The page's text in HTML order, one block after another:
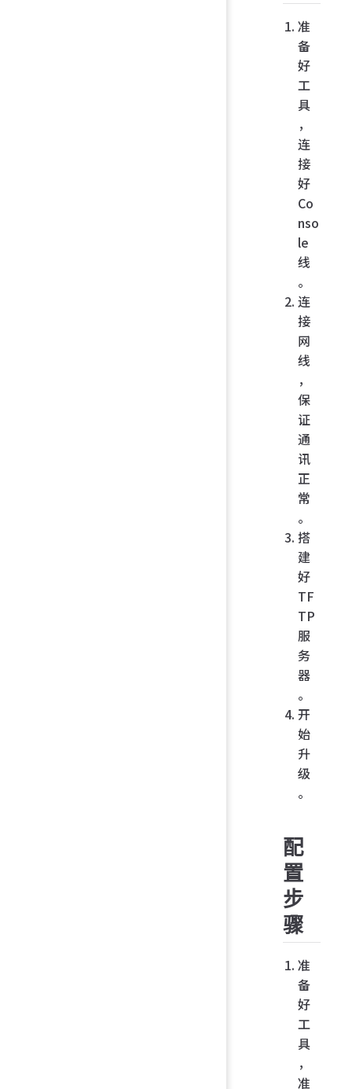
准
备
好
工
具
，
连
接
好
Co
nso
le
线
。
连
接
网
线
，
保
证
通
讯
正
常
。
搭
建
好
TF
TP
服
务
器
。
开
始
升
级
。
配
置
步
骤
准
备
好
工
具
，
准